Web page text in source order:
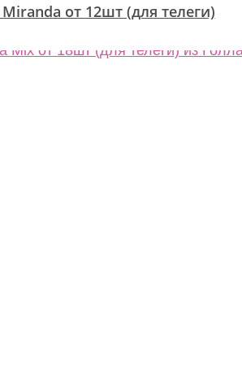
от 12шт (для телеги)